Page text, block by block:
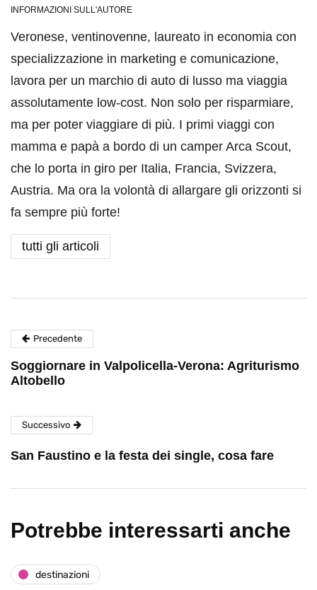
INFORMAZIONI SULL'AUTORE
Veronese, ventinovenne, laureato in economia con
specializzazione in marketing e comunicazione,
lavora per un marchio di auto di lusso ma viaggia
assolutamente low-cost. Non solo per risparmiare,
ma per poter viaggiare di più. I primi viaggi con
mamma e papà a bordo di un camper Arca Scout,
che lo porta in giro per Italia, Francia, Svizzera,
Austria. Ma ora la volontà di allargare gli orizzonti si
fa sempre più forte!
tutti gli articoli
Precedente
Soggiornare in Valpolicella-Verona: Agriturismo
Altobello
Successivo
San Faustino e la festa dei single, cosa fare
Potrebbe interessarti anche
destinazioni